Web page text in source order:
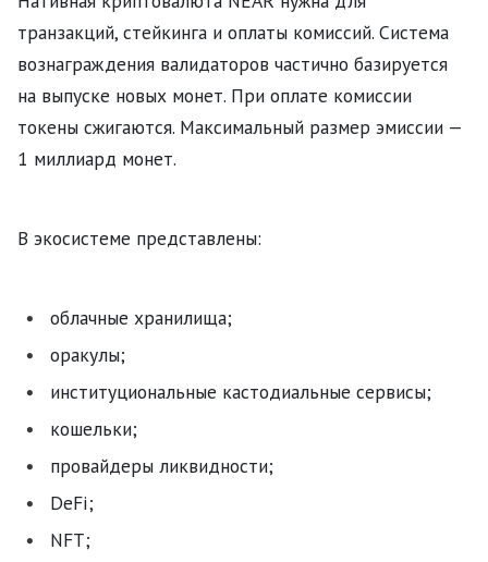
транзакций, стейкинга и оплаты комиссий. Система
вознаграждения валидаторов частично базируется
на выпуске новых монет. При оплате комиссии
токены сжигаются. Максимальный размер эмиссии —
1 миллиард монет.
В экосистеме представлены:
облачные хранилища;
оракулы;
институциональные кастодиальные сервисы;
кошельки;
провайдеры ликвидности;
DeFi;
NFT;